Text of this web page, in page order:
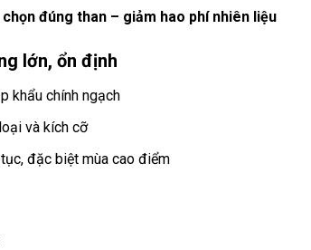
chọn đúng than – giảm hao phí nhiên liệu
lớn, ổn định
khẩu chính ngạch
và kích cỡ
đặc biệt mùa cao điểm